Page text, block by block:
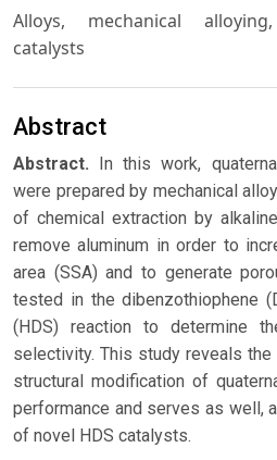
Alloys, mechanical
catalysts
Abstract
Abstract. In this work,
were prepared by mechanical
of chemical extraction by
remove aluminum in order to
area (SSA) and to generate
tested in the dibenzothiophene
(HDS) reaction to determine
selectivity. This study reveals
structural modification of
performance and serves as well,
of novel HDS catalysts.